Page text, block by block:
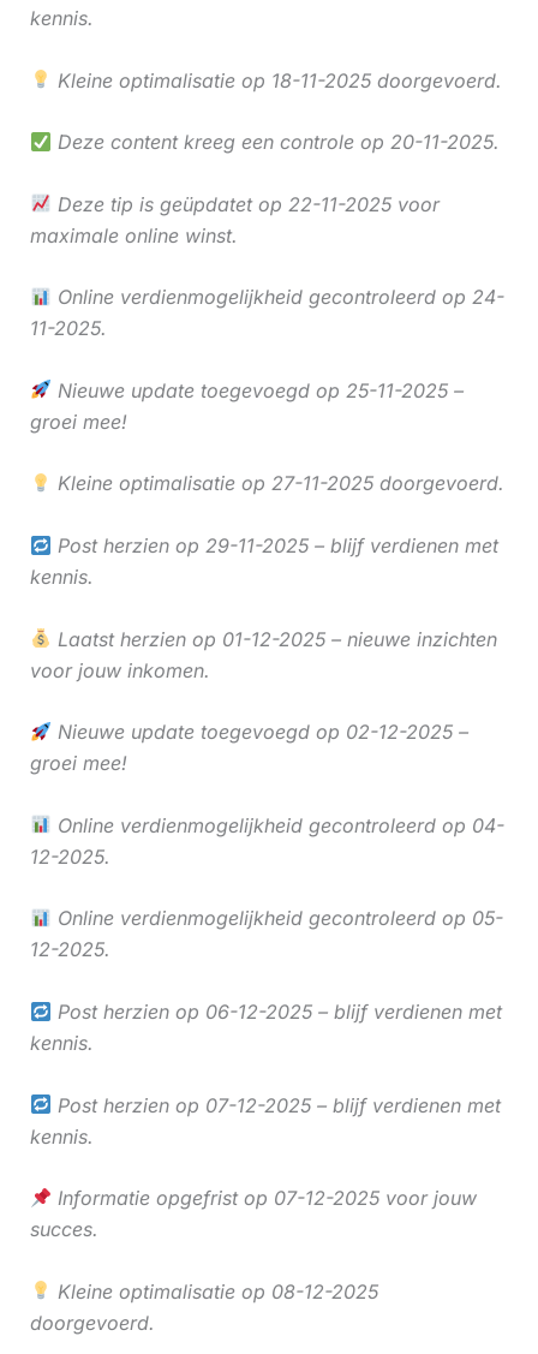
kennis.
Kleine optimalisatie op 18-11-2025 doorgevoerd.
Deze content kreeg een controle op 20-11-2025.
Deze tip is geüpdatet op 22-11-2025 voor
maximale online winst.
Online verdienmogelijkheid gecontroleerd op 24-
11-2025.
Nieuwe update toegevoegd op 25-11-2025 –
groei mee!
Kleine optimalisatie op 27-11-2025 doorgevoerd.
Post herzien op 29-11-2025 – blijf verdienen met
kennis.
Laatst herzien op 01-12-2025 – nieuwe inzichten
voor jouw inkomen.
Nieuwe update toegevoegd op 02-12-2025 –
groei mee!
Online verdienmogelijkheid gecontroleerd op 04-
12-2025.
Online verdienmogelijkheid gecontroleerd op 05-
12-2025.
Post herzien op 06-12-2025 – blijf verdienen met
kennis.
Post herzien op 07-12-2025 – blijf verdienen met
kennis.
Informatie opgefrist op 07-12-2025 voor jouw
succes.
Kleine optimalisatie op 08-12-2025
doorgevoerd.